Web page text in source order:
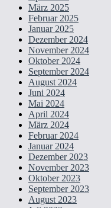
März 2025
Februar 2025
Januar 2025
Dezember 2024
November 2024
Oktober 2024
September 2024
August 2024
Juni 2024
Mai 2024
April 2024
März 2024
Februar 2024
Januar 2024
Dezember 2023
November 2023
Oktober 2023
September 2023
August 2023